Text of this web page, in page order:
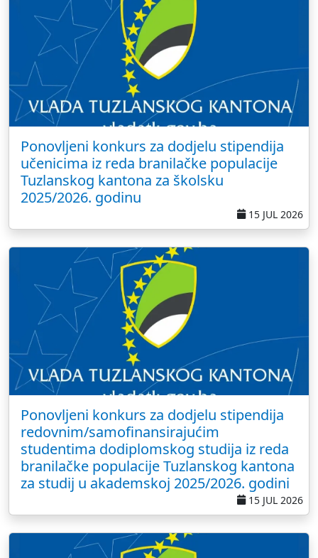
Ponovljeni konkurs za dodjelu stipendija
učenicima iz reda branilačke populacije
Tuzlanskog kantona za školsku
2025/2026. godinu
15 JUL 2026
Ponovljeni konkurs za dodjelu stipendija
redovnim/samofinansirajućim
studentima dodiplomskog studija iz reda
branilačke populacije Tuzlanskog kantona
za studij u akademskoj 2025/2026. godini
15 JUL 2026